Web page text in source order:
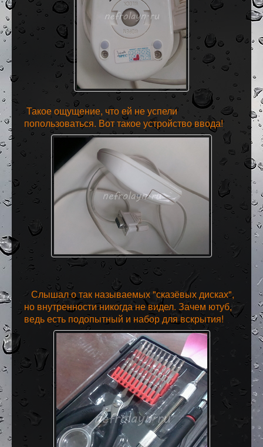
Такое ощущение, что ей не успели
попользоваться. Вот такое устройство ввода!
Слышал о так называемых "сказёвых дисках",
но внутренности никогда не видел. Зачем ютуб,
ведь есть подопытный и набор для вскрытия!